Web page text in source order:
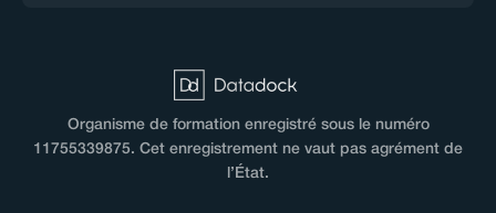
Organisme de formation enregistré sous le numéro
11755339875. Cet enregistrement ne vaut pas agrément de
l’État.